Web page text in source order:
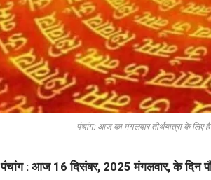
पंचांग: आज का मंगलवार तीर्थयात्रा के
पंचांग : आज 16 दिसंबर, 2025 मंगलवार, के दिन